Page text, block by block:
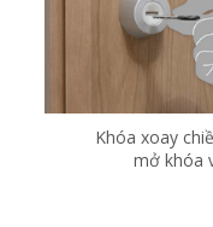
Khóa xoay
mở khóa